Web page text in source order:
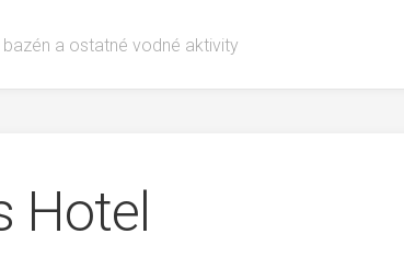
a ostatné vodné aktivity
Hotel